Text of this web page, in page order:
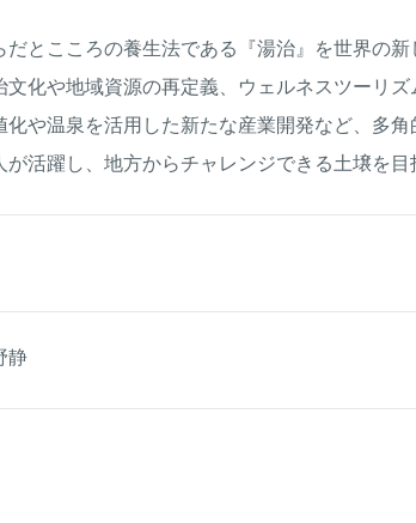
だとこころの養生法である『湯治』を世界の
文化や地域資源の再定義、ウェルネスツーリ
化や温泉を活用した新たな産業開発など、多
活躍し、地方からチャレンジできる土壌を目
静